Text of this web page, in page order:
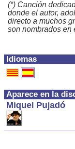
Idiomas
Aparece en la
Miquel Pujadó
(*) Canción
donde el autor,
directo a muchos
son nombrados en